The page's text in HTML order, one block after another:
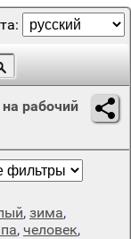
рабочий
, зима,
, человек,